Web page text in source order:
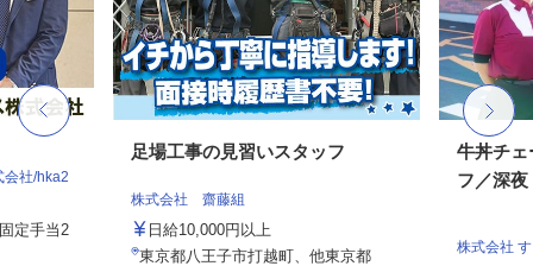
社/hka2
定手当2
足場工事の見習いスタッフ
株式会社 齋藤組
日給10,000円以上
東京都八王子市打越町、他東京都
牛丼チェ
フ／深夜
株式会社